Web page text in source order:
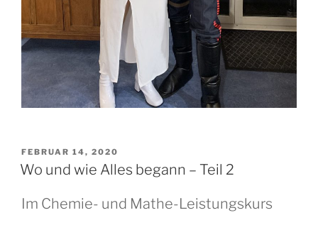
VERÖFFENTLICHT
AM
FEBRUAR 14, 2020
Wo und wie Alles begann – Teil 2
Im Chemie- und Mathe-Leistungskurs